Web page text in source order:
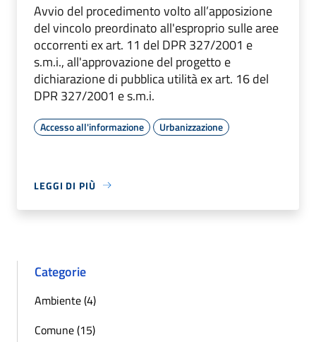
Avvio del procedimento volto all’apposizione
del vincolo preordinato all'esproprio sulle aree
occorrenti ex art. 11 del DPR 327/2001 e
s.m.i., all'approvazione del progetto e
dichiarazione di pubblica utilità ex art. 16 del
DPR 327/2001 e s.m.i.
Accesso all'informazione Urbanizzazione
LEGGI DI PIÙ
Categorie
Ambiente (4)
Comune (15)